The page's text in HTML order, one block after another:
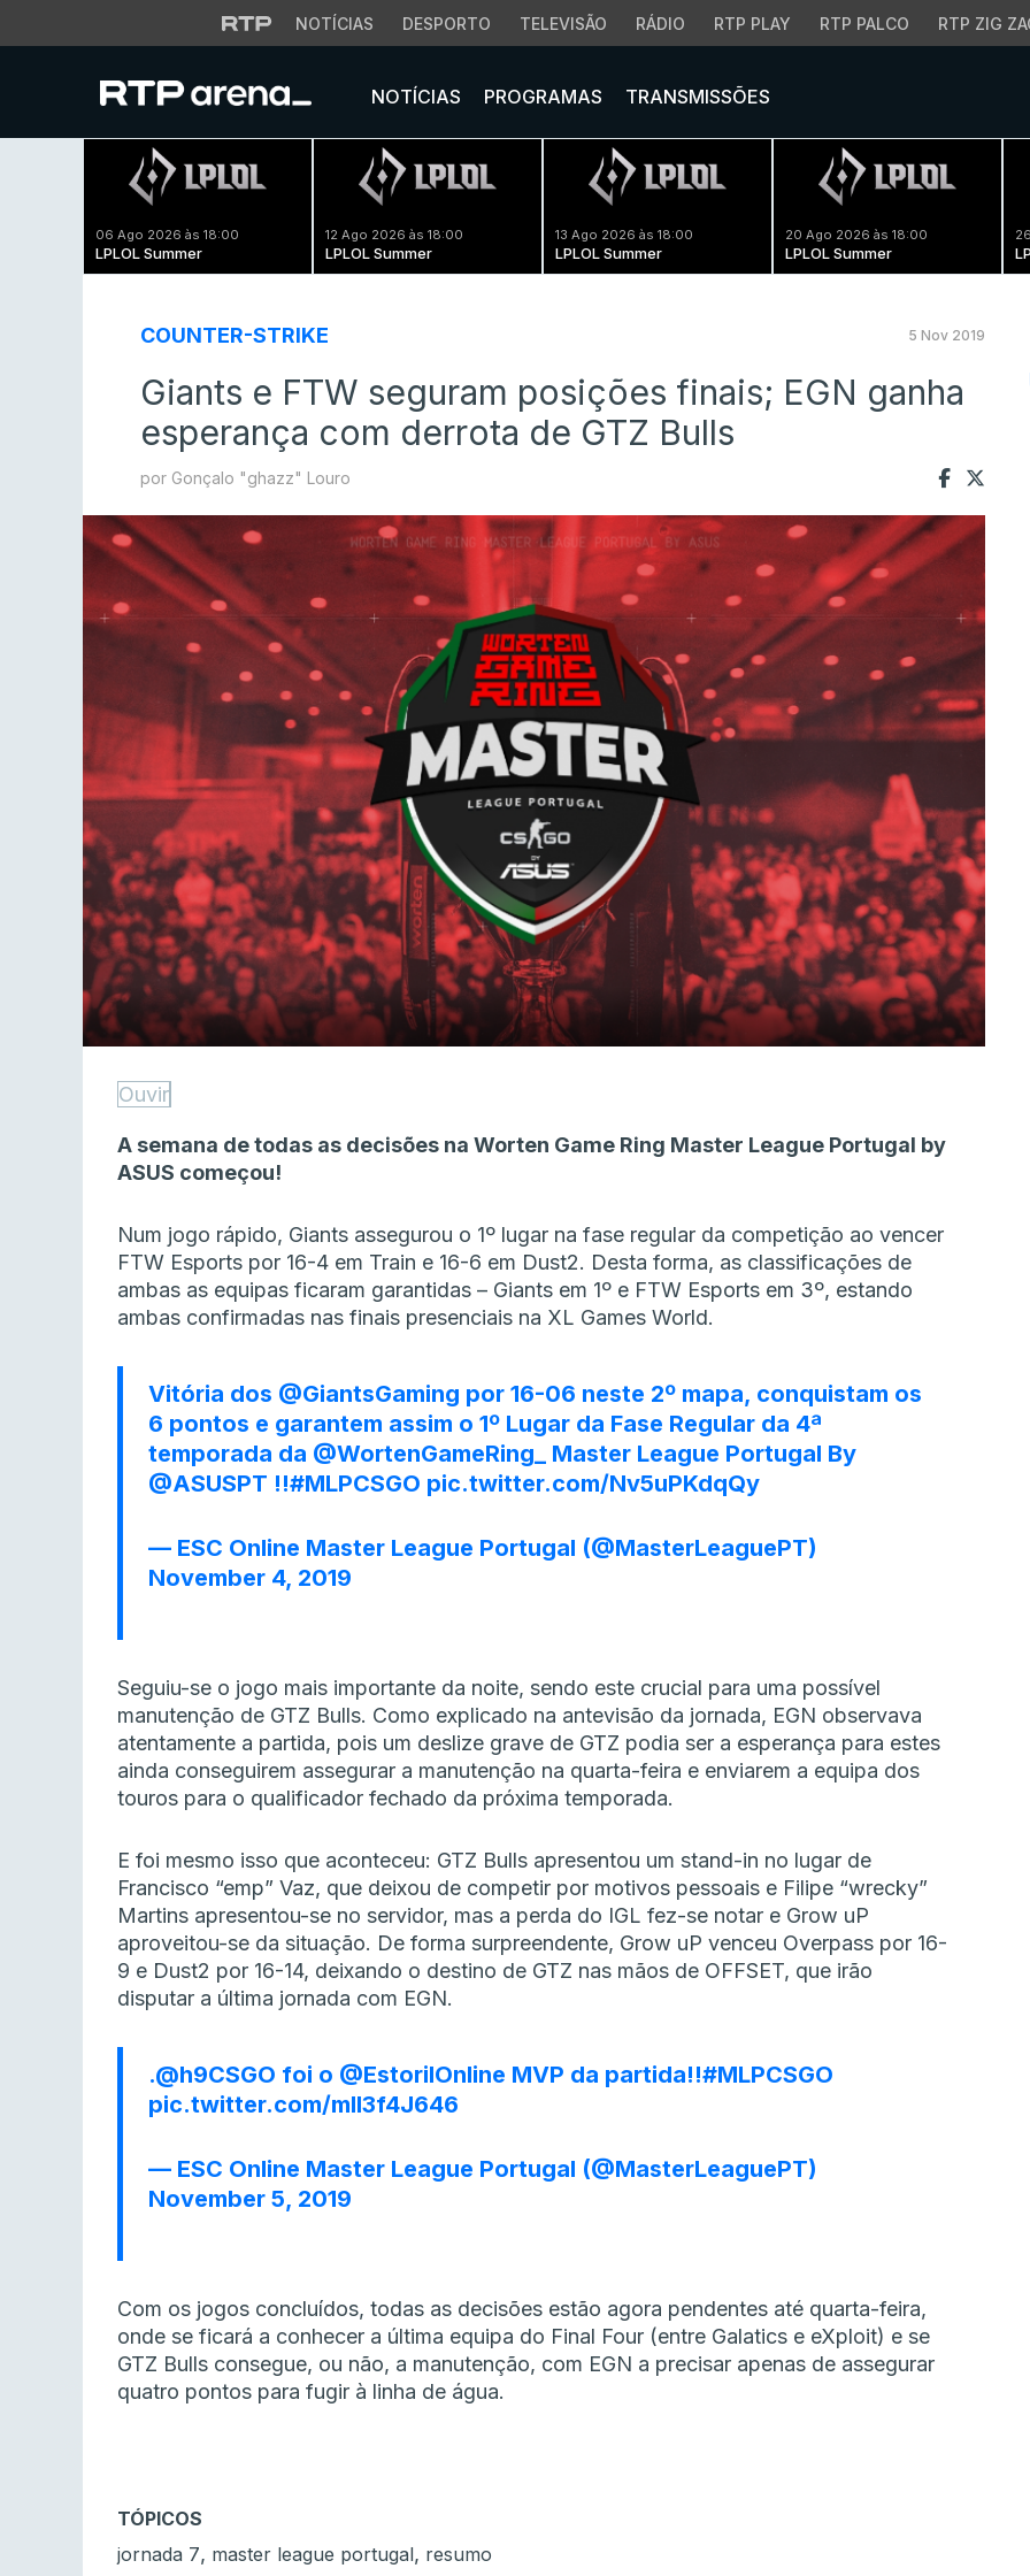
NOTÍCIAS DESPORTO TELEVISÃO RÁDIO RTP PLAY RTP PALCO RTP ZIG
NOTÍCIAS PROGRAMAS TRANSMISSÕES
06 Ago 2026 às 18:00
LPLOL Summer
12 Ago 2026 às 18:00
LPLOL Summer
13 Ago 2026 às 18:00
LPLOL Summer
20 Ago 2026 às 18:00
LPLOL Summer
COUNTER-STRIKE 5 Nov 2019
Giants e FTW seguram posições finais; EGN ganha
esperança com derrota de GTZ Bulls
por Gonçalo "ghazz" Louro
Ouvir
A semana de todas as decisões na Worten Game Ring Master League Portugal by
ASUS começou!
Num jogo rápido, Giants assegurou o 1º lugar na fase regular da competição ao vencer
FTW Esports por 16-4 em Train e 16-6 em Dust2. Desta forma, as classificações de
ambas as equipas ficaram garantidas – Giants em 1º e FTW Esports em 3º, estando
ambas confirmadas nas finais presenciais na XL Games World.
Vitória dos @GiantsGaming por 16-06 neste 2º mapa, conquistam os
6 pontos e garantem assim o 1º Lugar da Fase Regular da 4ª
temporada da @WortenGameRing_ Master League Portugal By
@ASUSPT !!#MLPCSGO pic.twitter.com/Nv5uPKdqQy
— ESC Online Master League Portugal (@MasterLeaguePT)
November 4, 2019
Seguiu-se o jogo mais importante da noite, sendo este crucial para uma possível
manutenção de GTZ Bulls. Como explicado na antevisão da jornada, EGN observava
atentamente a partida, pois um deslize grave de GTZ podia ser a esperança para estes
ainda conseguirem assegurar a manutenção na quarta-feira e enviarem a equipa dos
touros para o qualificador fechado da próxima temporada.
E foi mesmo isso que aconteceu: GTZ Bulls apresentou um stand-in no lugar de
Francisco “emp” Vaz, que deixou de competir por motivos pessoais e Filipe “wrecky”
Martins apresentou-se no servidor, mas a perda do IGL fez-se notar e Grow uP
aproveitou-se da situação. De forma surpreendente, Grow uP venceu Overpass por 16-
9 e Dust2 por 16-14, deixando o destino de GTZ nas mãos de OFFSET, que irão
disputar a última jornada com EGN.
.@h9CSGO foi o @EstorilOnline MVP da partida!!#MLPCSGO
pic.twitter.com/mlI3f4J646
— ESC Online Master League Portugal (@MasterLeaguePT)
November 5, 2019
Com os jogos concluídos, todas as decisões estão agora pendentes até quarta-feira,
onde se ficará a conhecer a última equipa do Final Four (entre Galatics e eXploit) e se
GTZ Bulls consegue, ou não, a manutenção, com EGN a precisar apenas de assegurar
quatro pontos para fugir à linha de água.
TÓPICOS
jornada 7, master league portugal, resumo